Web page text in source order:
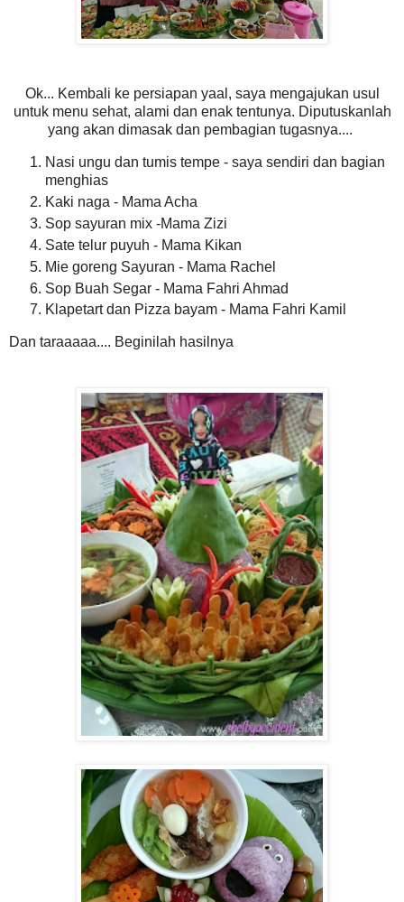
Ok... Kembali ke persiapan yaal, saya mengajukan usul
untuk menu sehat, alami dan enak tentunya. Diputuskanlah
yang akan dimasak dan pembagian tugasnya....
Nasi ungu dan tumis tempe - saya sendiri dan bagian
menghias
Kaki naga - Mama Acha
Sop sayuran mix -Mama Zizi
Sate telur puyuh - Mama Kikan
Mie goreng Sayuran - Mama Rachel
Sop Buah Segar - Mama Fahri Ahmad
Klapetart dan Pizza bayam - Mama Fahri Kamil
Dan taraaaaa.... Beginilah hasilnya